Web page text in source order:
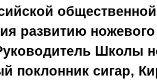
развитию
Школы
поклонник сигар,